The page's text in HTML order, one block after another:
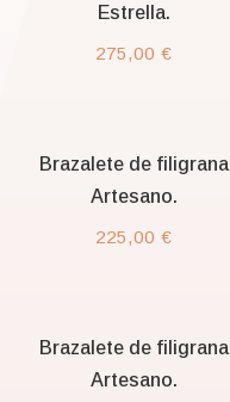
Estrella.
275,00€
Brazalete de filigrana
Artesano.
225,00€
Brazalete de filigrana
Artesano.